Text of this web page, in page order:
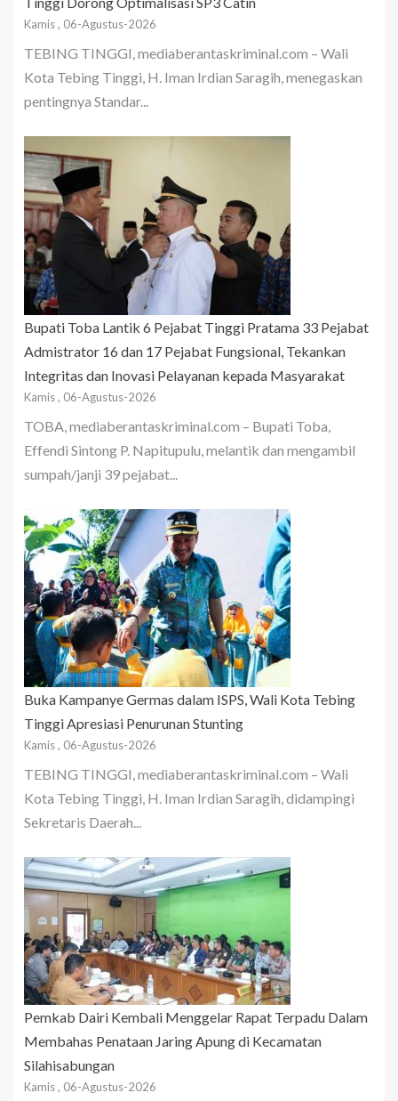
Kamis , 06-Agustus-2026
TEBING TINGGI, mediaberantaskriminal.com – Wali
Kota Tebing Tinggi, H. Iman Irdian Saragih, menegaskan
pentingnya Standar...
Bupati Toba Lantik 6 Pejabat Tinggi Pratama 33 Pejabat
Admistrator 16 dan 17 Pejabat Fungsional, Tekankan
Integritas dan Inovasi Pelayanan kepada Masyarakat
Kamis , 06-Agustus-2026
TOBA, mediaberantaskriminal.com – Bupati Toba,
Effendi Sintong P. Napitupulu, melantik dan mengambil
sumpah/janji 39 pejabat...
Buka Kampanye Germas dalam ISPS, Wali Kota Tebing
Tinggi Apresiasi Penurunan Stunting
Kamis , 06-Agustus-2026
TEBING TINGGI, mediaberantaskriminal.com – Wali
Kota Tebing Tinggi, H. Iman Irdian Saragih, didampingi
Sekretaris Daerah...
Pemkab Dairi Kembali Menggelar Rapat Terpadu Dalam
Membahas Penataan Jaring Apung di Kecamatan
Silahisabungan
Kamis , 06-Agustus-2026